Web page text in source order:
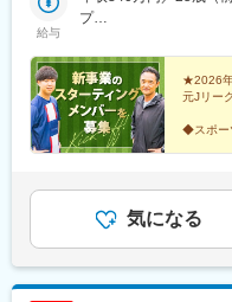
3-8-21伊勢町平和ビル
ずれかの直営店、全国
宮店◎テルル高円寺店
ーテ 三郷店◎テルルイ
横浜高田店◎テルルア
給与
プ
プ
★2026
元Jリー
◆スポー
気になる